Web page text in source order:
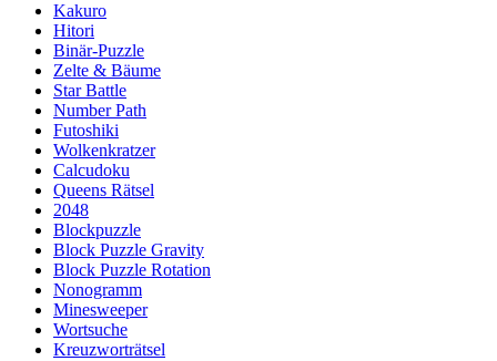
Kakuro
Hitori
Binär-Puzzle
Zelte & Bäume
Star Battle
Number Path
Futoshiki
Wolkenkratzer
Calcudoku
Queens Rätsel
2048
Blockpuzzle
Block Puzzle Gravity
Block Puzzle Rotation
Nonogramm
Minesweeper
Wortsuche
Kreuzworträtsel